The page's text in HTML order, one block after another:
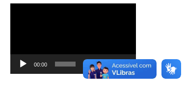
00:00 01:30